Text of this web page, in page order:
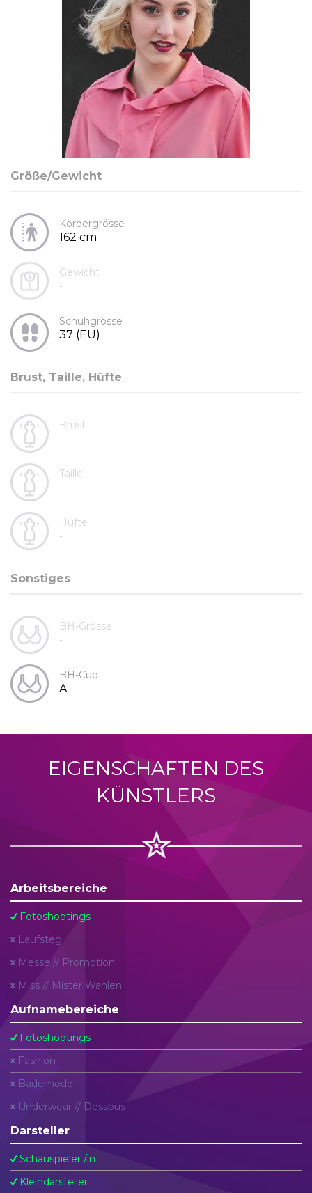
Größe/Gewicht
Körpergrösse
162 cm
Gewicht
-
Schuhgrösse
37 (EU)
Brust, Taille, Hüfte
Brust
-
Taille
-
Hüfte
-
Sonstiges
BH-Grösse
-
BH-Cup
A
EIGENSCHAFTEN DES
KÜNSTLERS
Arbeitsbereiche
Fotoshootings
Laufsteg
Messe // Promotion
Miss // Mister Wahlen
Aufnamebereiche
Fotoshootings
Fashion
Bademode
Underwear // Dessous
Darsteller
Schauspieler /in
Kleindarsteller